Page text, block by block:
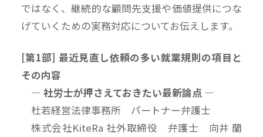
ではなく、継続的な顧問先支援や価値提供につな
げていくための実務対応についてお伝えします。
[第1部] 最近見直し依頼の多い就業規則の項目と
その内容
― 社労士が押さえておきたい最新論点 ―
杜若経営法律事務所 パートナー弁護士
株式会社KiteRa 社外取締役 弁護士 向井 蘭